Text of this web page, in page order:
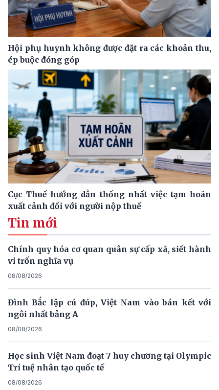
Hội phụ huynh không được đặt ra các khoản thu,
ép buộc đóng góp
Cục Thuế hướng dẫn thống nhất việc tạm hoãn
xuất cảnh đối với người nộp thuế
Tin mới
Chính quy hóa cơ quan quân sự cấp xã, siết hành
vi trốn nghĩa vụ
08/08/2026
Đình Bắc lập cú đúp, Việt Nam vào bán kết với
ngôi nhất bảng A
08/08/2026
Học sinh Việt Nam đoạt 7 huy chương tại Olympic
Trí tuệ nhân tạo quốc tế
08/08/2026